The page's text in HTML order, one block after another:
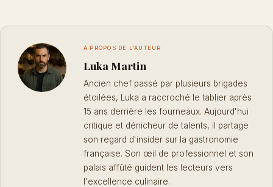
À PROPOS DE L'AUTEUR
Luka Martin
Ancien chef passé par plusieurs brigades
étoilées, Luka a raccroché le tablier après
15 ans derrière les fourneaux. Aujourd'hui
critique et dénicheur de talents, il partage
son regard d'insider sur la gastronomie
française. Son œil de professionnel et son
palais affûté guident les lecteurs vers
l'excellence culinaire.